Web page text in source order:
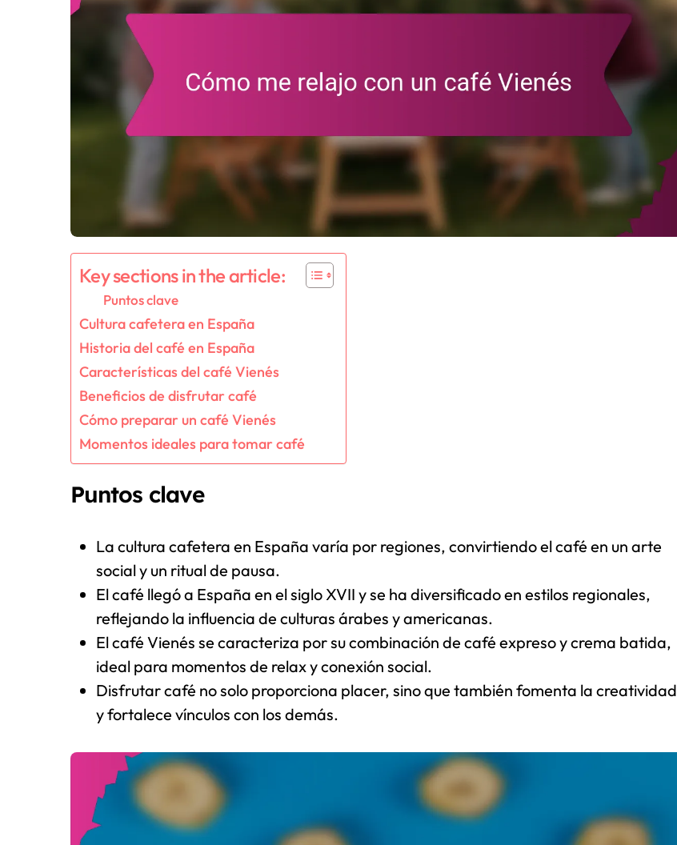
Key sections in the article:
Puntos clave
Cultura cafetera en España
Historia del café en España
Características del café Vienés
Beneficios de disfrutar café
Cómo preparar un café Vienés
Momentos ideales para tomar café
Puntos clave
La cultura cafetera en España varía por regiones, convirtiendo el café en un arte
social y un ritual de pausa.
El café llegó a España en el siglo XVII y se ha diversificado en estilos regionales,
reflejando la influencia de culturas árabes y americanas.
El café Vienés se caracteriza por su combinación de café expreso y crema batida,
ideal para momentos de relax y conexión social.
Disfrutar café no solo proporciona placer, sino que también fomenta la creatividad
y fortalece vínculos con los demás.